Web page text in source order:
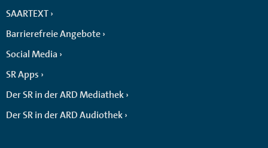
SAARTEXT
Barrierefreie Angebote
Social Media
SR Apps
Der SR in der ARD Mediathek
Der SR in der ARD Audiothek